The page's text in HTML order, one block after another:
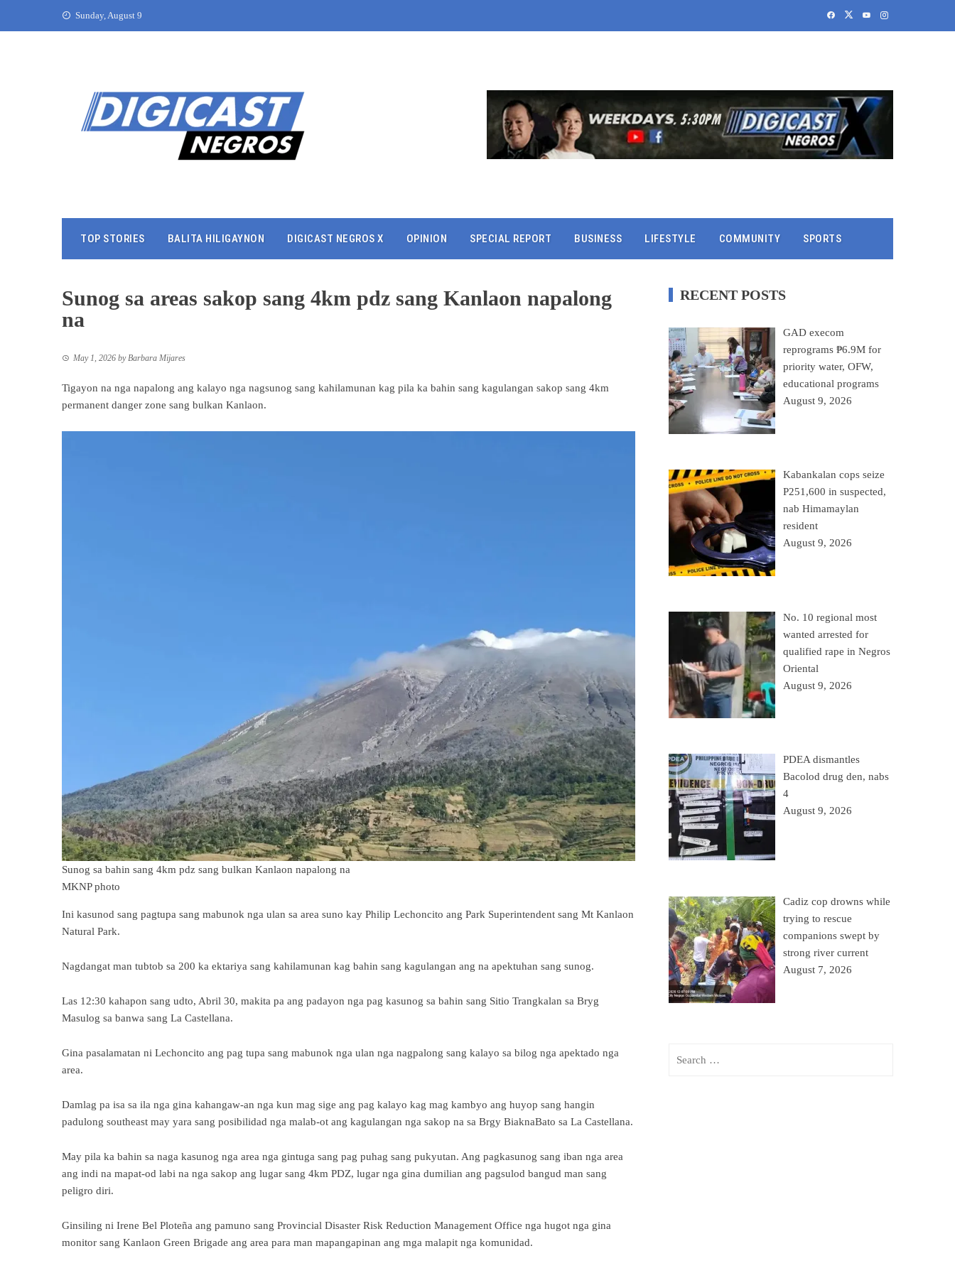
Sunday, August 9
TOP STORIES BALITA HILIGAYNON DIGICAST NEGROS X OPINION SPECIAL REPORT BUSINESS LIFESTYLE COMMUNITY SPORTS
Sunog sa areas sakop sang 4km pdz sang Kanlaon napalong
na
May 1, 2026 byBarbara Mijares
Tigayon na nga napalong ang kalayo nga nagsunog sang kahilamunan kag pila ka bahin sang kagulangan sakop sang 4km
permanent danger zone sang bulkan Kanlaon.
Sunog sa bahin sang 4km pdz sang bulkan Kanlaon napalong na
MKNP photo
Ini kasunod sang pagtupa sang mabunok nga ulan sa area suno kay Philip Lechoncito ang Park Superintendent sang Mt Kanlaon
Natural Park.
Nagdangat man tubtob sa 200 ka ektariya sang kahilamunan kag bahin sang kagulangan ang na apektuhan sang sunog.
Las 12:30 kahapon sang udto, Abril 30, makita pa ang padayon nga pag kasunog sa bahin sang Sitio Trangkalan sa Bryg
Masulog sa banwa sang La Castellana.
Gina pasalamatan ni Lechoncito ang pag tupa sang mabunok nga ulan nga nagpalong sang kalayo sa bilog nga apektado nga
area.
Damlag pa isa sa ila nga gina kahangaw-an nga kun mag sige ang pag kalayo kag mag kambyo ang huyop sang hangin
padulong southeast may yara sang posibilidad nga malab-ot ang kagulangan nga sakop na sa Brgy BiaknaBato sa La Castellana.
May pila ka bahin sa naga kasunog nga area nga gintuga sang pag puhag sang pukyutan. Ang pagkasunog sang iban nga area
ang indi na mapat-od labi na nga sakop ang lugar sang 4km PDZ, lugar nga gina dumilian ang pagsulod bangud man sang
peligro diri.
Ginsiling ni Irene Bel Ploteña ang pamuno sang Provincial Disaster Risk Reduction Management Office nga hugot nga gina
monitor sang Kanlaon Green Brigade ang area para man mapangapinan ang mga malapit nga komunidad.
RECENT POSTS
GAD execom
reprograms ₱6.9M for
priority water, OFW,
educational programs
August 9, 2026
Kabankalan cops seize
P251,600 in suspected,
nab Himamaylan
resident
August 9, 2026
No. 10 regional most
wanted arrested for
qualified rape in Negros
Oriental
August 9, 2026
PDEA dismantles
Bacolod drug den, nabs
4
August 9, 2026
Cadiz cop drowns while
trying to rescue
companions swept by
strong river current
August 7, 2026